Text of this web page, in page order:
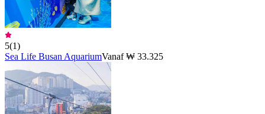
5(1)
Sea Life Busan AquariumVanaf ₩ 33.325